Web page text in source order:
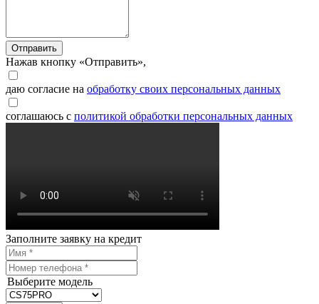
Отправить
Нажав кнопку «Отправить»,
даю согласие на обработку своих персональных данных
соглашаюсь с политикой обработки персональных данных
Заполните заявку на кредит
Выберите модель